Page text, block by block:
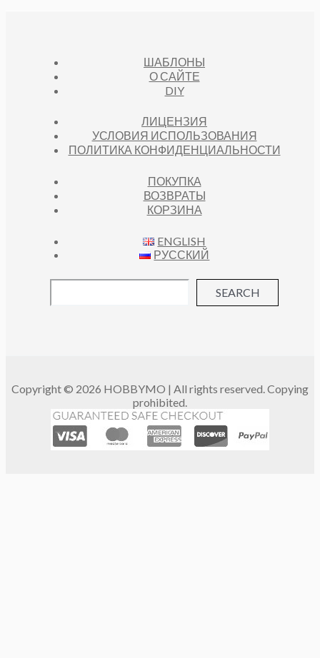
ШАБЛОНЫ
О САЙТЕ
DIY
ЛИЦЕНЗИЯ
УСЛОВИЯ ИСПОЛЬЗОВАНИЯ
ПОЛИТИКА КОНФИДЕНЦИАЛЬНОСТИ
ПОКУПКА
ВОЗВРАТЫ
КОРЗИНА
ENGLISH
РУССКИЙ
SEARCH
Copyright © 2026 HOBBYMO | All rights reserved. Copying
prohibited.